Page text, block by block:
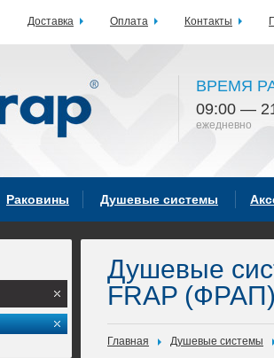
ВРЕМЯ
09:00 —
ежедневно
Раковины Душевые системы
Душевые
FRAP
Главная Душевые системы
Доставка Оплата Контакты